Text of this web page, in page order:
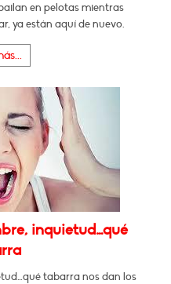
en pelotas mientras
ya están aquí de nuevo.
inquietud…qué
tabarra nos dan los